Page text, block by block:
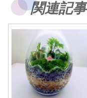
関連記事